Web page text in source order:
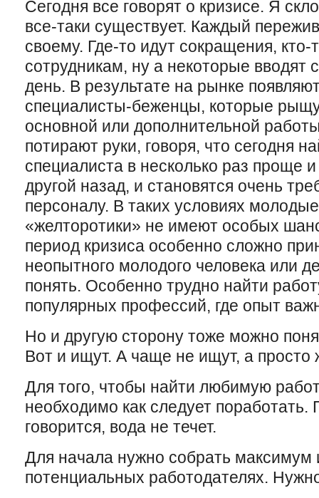
Сегодня все говорят о кризисе. Я
все-таки существует. Каждый
своему. Где-то идут сокращения, кто-
сотрудникам, ну а некоторые
день. В результате на рынке
специалисты-беженцы, которые
основной или дополнительной
потирают руки, говоря, что сегодня
специалиста в несколько раз проще
другой назад, и становятся очень
персоналу. В таких условиях
«желторотики» не имеют особых
период кризиса особенно сложно
неопытного молодого человека или
понять. Особенно трудно найти
популярных профессий, где опыт
Но и другую сторону тоже можно
Вот и ищут. А чаще не ищут, а просто
Для того, чтобы найти любимую
необходимо как следует
говорится, вода не течет.
Для начала нужно собрать
потенциальных работодателях.